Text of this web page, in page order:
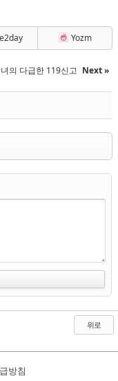
Yozm
의 다급한 119신고 Next »
위로
방침